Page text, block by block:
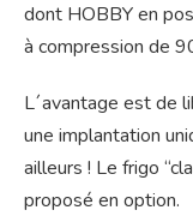
dont HOBBY en
à compression de
L´avantage est de
une implantation
ailleurs ! Le frigo
proposé en option.